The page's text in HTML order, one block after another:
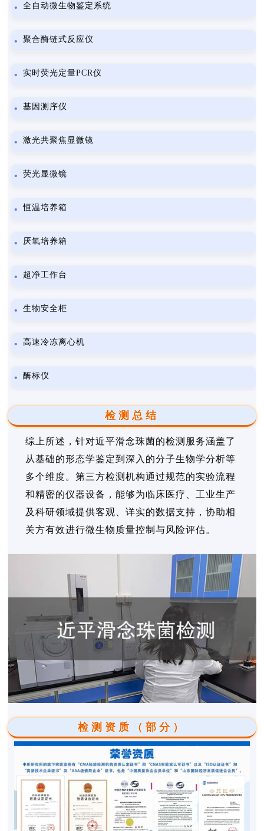
全自动微生物鉴定系统
聚合酶链式反应仪
实时荧光定量PCR仪
基因测序仪
激光共聚焦显微镜
荧光显微镜
恒温培养箱
厌氧培养箱
超净工作台
生物安全柜
高速冷冻离心机
酶标仪
检测总结
综上所述，针对近平滑念珠菌的检测服务涵盖了
从基础的形态学鉴定到深入的分子生物学分析等
多个维度。第三方检测机构通过规范的实验流程
和精密的仪器设备，能够为临床医疗、工业生产
及科研领域提供客观、详实的数据支持，协助相
关方有效进行微生物质量控制与风险评估。
检测资质（部分）